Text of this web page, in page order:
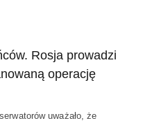
Rosja prowadzi
operację
uważało, że